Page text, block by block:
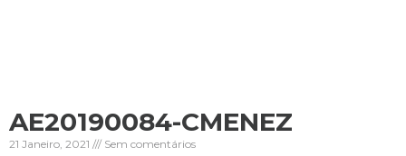
AE20190084-CMENEZ
21 Janeiro, 2021 Sem comentários